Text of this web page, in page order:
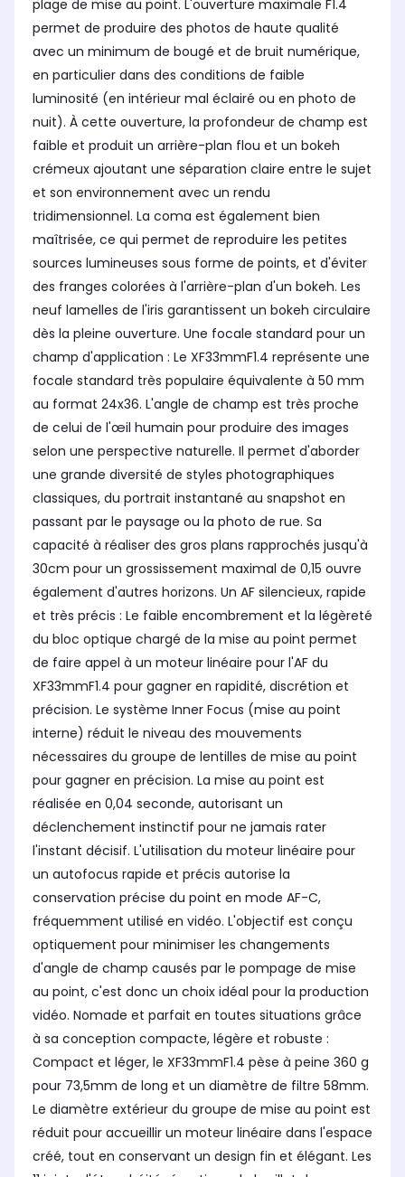
plage de mise au point. L'ouverture maximale F1.4
permet de produire des photos de haute qualité
avec un minimum de bougé et de bruit numérique,
en particulier dans des conditions de faible
luminosité (en intérieur mal éclairé ou en photo de
nuit). À cette ouverture, la profondeur de champ est
faible et produit un arrière-plan flou et un bokeh
crémeux ajoutant une séparation claire entre le sujet
et son environnement avec un rendu
tridimensionnel. La coma est également bien
maîtrisée, ce qui permet de reproduire les petites
sources lumineuses sous forme de points, et d'éviter
des franges colorées à l'arrière-plan d'un bokeh. Les
neuf lamelles de l'iris garantissent un bokeh circulaire
dès la pleine ouverture. Une focale standard pour un
champ d'application : Le XF33mmF1.4 représente une
focale standard très populaire équivalente à 50 mm
au format 24x36. L'angle de champ est très proche
de celui de l'œil humain pour produire des images
selon une perspective naturelle. Il permet d'aborder
une grande diversité de styles photographiques
classiques, du portrait instantané au snapshot en
passant par le paysage ou la photo de rue. Sa
capacité à réaliser des gros plans rapprochés jusqu'à
30cm pour un grossissement maximal de 0,15 ouvre
également d'autres horizons. Un AF silencieux, rapide
et très précis : Le faible encombrement et la légèreté
du bloc optique chargé de la mise au point permet
de faire appel à un moteur linéaire pour l'AF du
XF33mmF1.4 pour gagner en rapidité, discrétion et
précision. Le système Inner Focus (mise au point
interne) réduit le niveau des mouvements
nécessaires du groupe de lentilles de mise au point
pour gagner en précision. La mise au point est
réalisée en 0,04 seconde, autorisant un
déclenchement instinctif pour ne jamais rater
l'instant décisif. L'utilisation du moteur linéaire pour
un autofocus rapide et précis autorise la
conservation précise du point en mode AF-C,
fréquemment utilisé en vidéo. L'objectif est conçu
optiquement pour minimiser les changements
d'angle de champ causés par le pompage de mise
au point, c'est donc un choix idéal pour la production
vidéo. Nomade et parfait en toutes situations grâce
à sa conception compacte, légère et robuste :
Compact et léger, le XF33mmF1.4 pèse à peine 360 g
pour 73,5mm de long et un diamètre de filtre 58mm.
Le diamètre extérieur du groupe de mise au point est
réduit pour accueillir un moteur linéaire dans l'espace
créé, tout en conservant un design fin et élégant. Les